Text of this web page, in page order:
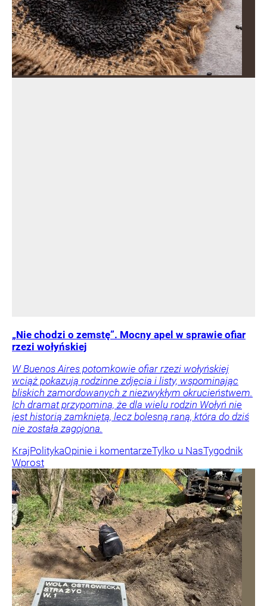
„Nie chodzi o zemstę”. Mocny apel w sprawie ofiar
rzezi wołyńskiej
W Buenos Aires potomkowie ofiar rzezi wołyńskiej
wciąż pokazują rodzinne zdjęcia i listy, wspominając
bliskich zamordowanych z niezwykłym okrucieństwem.
Ich dramat przypomina, że dla wielu rodzin Wołyń nie
jest historią zamkniętą, lecz bolesną raną, która do dziś
nie została zagojona.
KrajPolitykaOpinie i komentarzeTylko u NasTygodnik
Wprost